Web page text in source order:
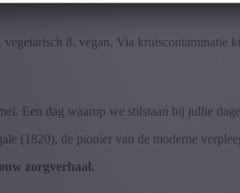
8. vegan. Via kruiscontaminatie
Een dag waarop we stilstaan bij jullie
(1820), de pionier van de moderne
zorgverhaal.